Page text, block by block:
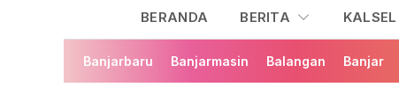
BERANDA BERITA KALSEL
Banjarbaru Banjarmasin Balangan Banjar